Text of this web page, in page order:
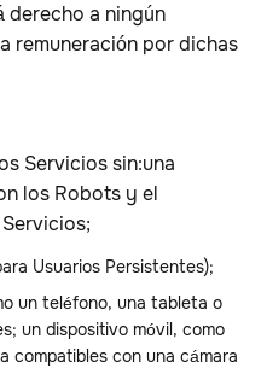
derecho a ningún
remuneración por dichas
Servicios sin:una
los Robots y el
Usuarios Persistentes);
un teléfono, una tableta o
un dispositivo móvil, como
compatibles con una cámara